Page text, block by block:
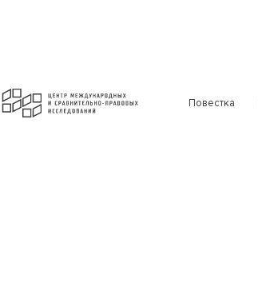
Повестка